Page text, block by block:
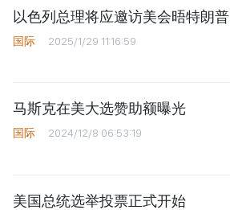
以色列总理将应邀访美会晤特朗普
国际 2025/1/29 11:16:59
马斯克在美大选赞助额曝光
国际 2024/12/8 06:53:19
美国总统选举投票正式开始